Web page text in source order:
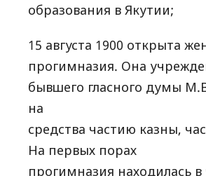
образования в Якутии;
15 августа 1900 открыта
прогимназия. Она
бывшего гласного думы
на
средства частию казны,
На первых порах
прогимназия находилась